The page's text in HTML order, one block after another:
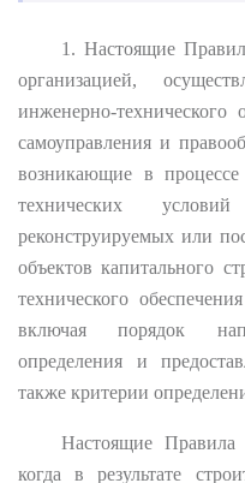
1. Настоящие
организацией,
инженерно-технического
самоуправления и
возникающие в процессе
технических
реконструируемых или
объектов капитального
технического
включая порядок
определения и
также критерии
Настоящие Правила
когда в результате